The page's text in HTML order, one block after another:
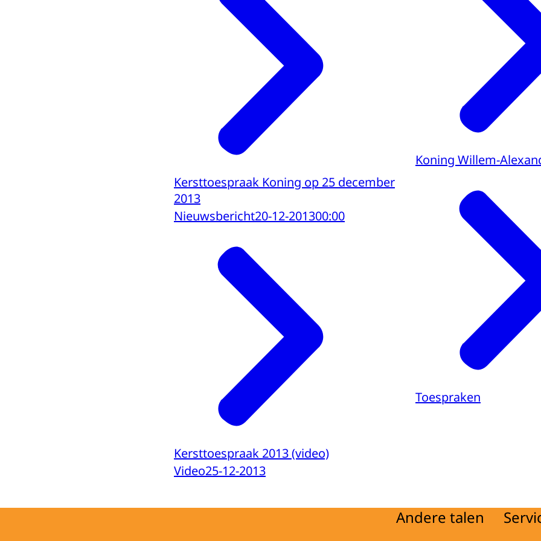
Kersttoespraak Koning op 25 december
2013
Nieuwsbericht20-12-201300:00
Kersttoespraak 2013 (video)
Video25-12-2013
Koning Willem-
Toespraken
Andere talen